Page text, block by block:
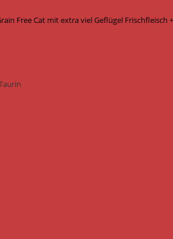
Free Cat mit extra viel Geflügel Frischfleisch +